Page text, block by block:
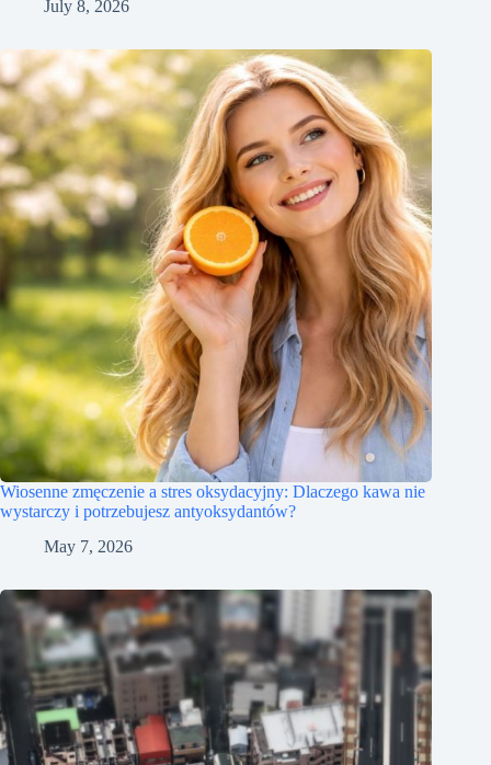
July 8, 2026
Wiosenne zmęczenie a stres oksydacyjny: Dlaczego kawa nie
wystarczy i potrzebujesz antyoksydantów?
May 7, 2026